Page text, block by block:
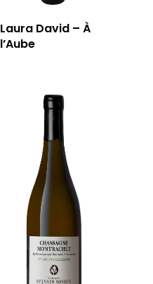
Laura David – À
l’Aube